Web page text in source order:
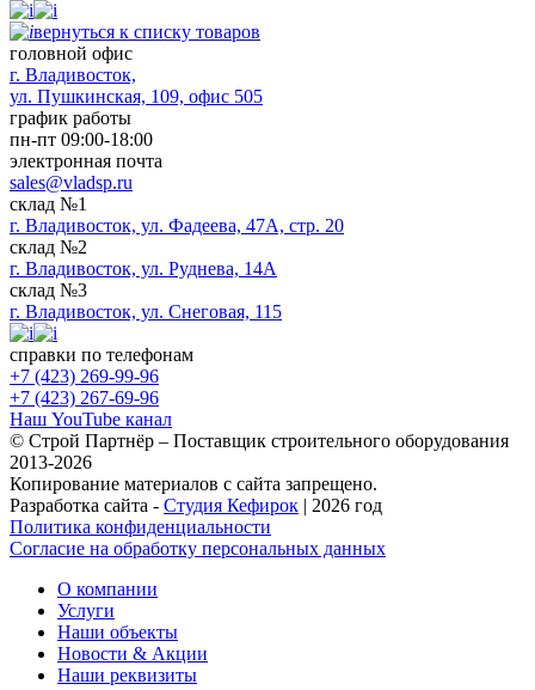
вернуться к списку товаров
головной офис
​г. Владивосток,
ул. Пушкинская, 109, офис 505
график работы
пн-пт 09:00-18:00
электронная почта
sales@vladsp.ru
склад №1
г. Владивосток, ул. Фадеева, 47А, стр. 20
склад №2
г. Владивосток, ул. Руднева, 14А
склад №3
г. Владивосток, ул. Снеговая, 115
справки по телефонам
+7 (423) 269-99-96
+7 (423) 267-69-96
Наш YouTube канал
© Строй Партнёр – Поставщик строительного оборудования
2013-2026
Копирование материалов с сайта запрещено.
Разработка сайта - Студия Кефирок | 2026 год
Политика конфиденциальности
Согласие на обработку персональных данных
О компании
Услуги
Наши объекты
Новости & Акции
Наши реквизиты